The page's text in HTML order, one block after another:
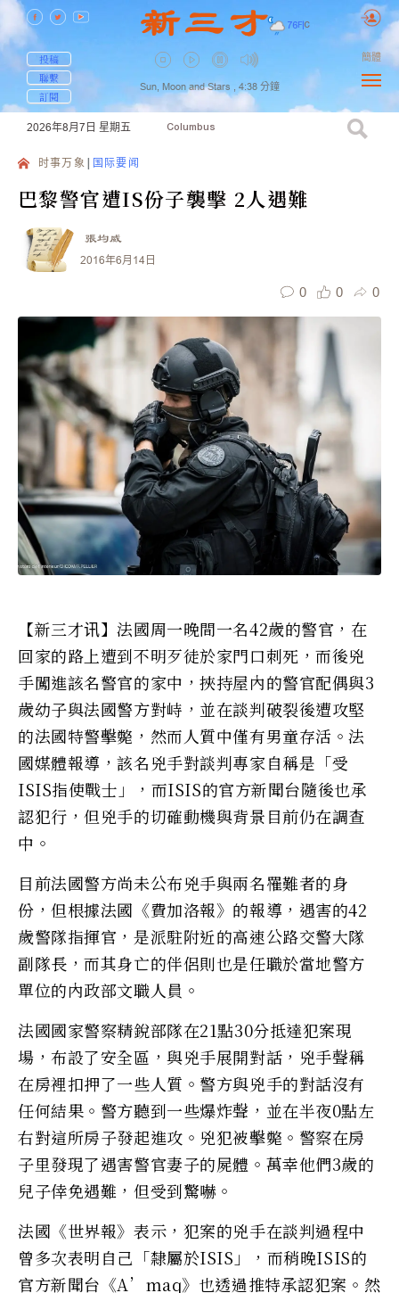
76F| C
投稿
聯繫
訂閱
Sun, Moon and Stars , 4:38 分鐘
簡體
2026年8月7日 星期五 Columbus
时事万象 国际要闻
巴黎警官遭IS份子襲擊 2人遇難
張均威
2016年6月14日
0 0 0
【新三才讯】法國周一晚間一名42歲的警官，在
回家的路上遭到不明歹徒於家門口刺死，而後兇
手闖進該名警官的家中，挾持屋內的警官配偶與3
歲幼子與法國警方對峙，並在談判破裂後遭攻堅
的法國特警擊斃，然而人質中僅有男童存活。法
國媒體報導，該名兇手對談判專家自稱是「受
ISIS指使戰士」，而ISIS的官方新聞台隨後也承
認犯行，但兇手的切確動機與背景目前仍在調查
中。
目前法國警方尚未公布兇手與兩名罹難者的身
份，但根據法國《費加洛報》的報導，遇害的42
歲警隊指揮官，是派駐附近的高速公路交警大隊
副隊長，而其身亡的伴侶則也是任職於當地警方
單位的內政部文職人員。
法國國家警察精銳部隊在21點30分抵達犯案現
場，布設了安全區，與兇手展開對話，兇手聲稱
在房裡扣押了一些人質。警方與兇手的對話沒有
任何結果。警方聽到一些爆炸聲，並在半夜0點左
右對這所房子發起進攻。兇犯被擊斃。警察在房
子里發現了遇害警官妻子的屍體。萬幸他們3歲的
兒子倖免遇難，但受到驚嚇。
法國《世界報》表示，犯案的兇手在談判過程中
曾多次表明自己「隸屬於ISIS」，而稍晚ISIS的
官方新聞台《A’maq》也透過推特承認犯案。然